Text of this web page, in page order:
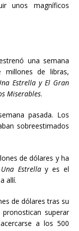
unos magníficos
una semana
millones de libras,
Estrella y El Gran
Miserables.
pasada. Los
sobreestimados
de dólares y ha
Estrellay es el
allí.
de dólares tras su
superar
a los 500